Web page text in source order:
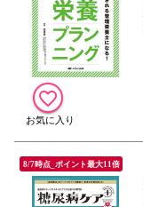
8/7時点_ポイント最大11倍